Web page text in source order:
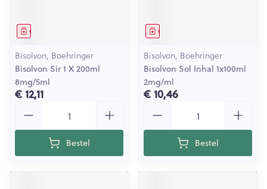
Geneesmiddel
Bisolvon, Boehringer
Bisolvon Sir 1 X 200ml
8mg/5ml
€ 12,11
Bestel
Geneesmiddel
Bisolvon, Boehringer
Bisolvon Sol Inhal 1x100ml
2mg/ml
€ 10,46
Bestel